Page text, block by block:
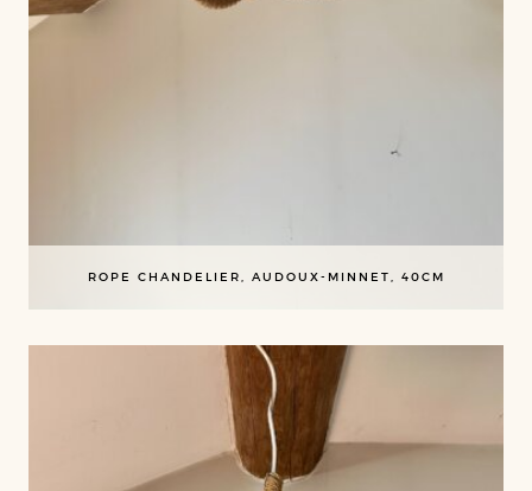
ROPE CHANDELIER, AUDOUX-MINNET, 40CM